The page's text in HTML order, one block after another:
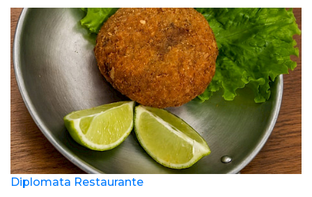
Diplomata Restaurante